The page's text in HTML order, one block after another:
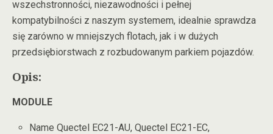
wszechstronności, niezawodności i pełnej
kompatybilności z naszym systemem, idealnie sprawdza
się zarówno w mniejszych flotach, jak i w dużych
przedsiębiorstwach z rozbudowanym parkiem pojazdów.
Opis:
MODULE
Name Quectel EC21-AU, Quectel EC21-EC,